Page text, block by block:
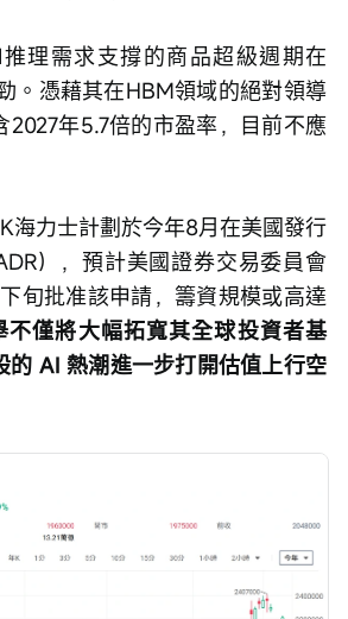
推理需求支撐的商品超級週期在
。憑藉其在HBM領域的絕對領導
2027年5.7倍的市盈率，目前不應
海力士計劃於今年8月在美國發行
），預計美國證券交易委員會
下旬批准該申請，籌資規模或高達
不僅將大幅拓寬其全球投資者基
的 AI 熱潮進一步打開估值上行空